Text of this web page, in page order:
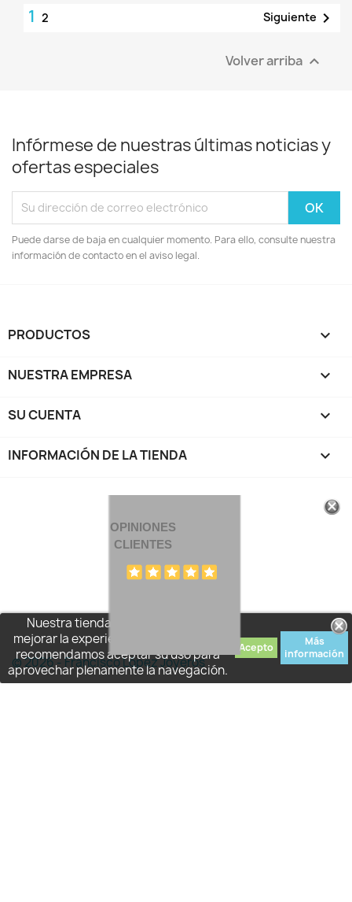
Nuestra tienda usa cookies para
mejorar la experiencia de usuario y le
recomendamos aceptar su uso para
aprovechar plenamente la navegación.
Acepto
Más
información
1 2 Siguiente 
Volver arriba 
Infórmese de nuestras últimas noticias y
ofertas especiales
Puede darse de baja en cualquier momento. Para ello, consulte nuestra
información de contacto en el aviso legal.
PRODUCTOS 
NUESTRA EMPRESA 
SU CUENTA 
INFORMACIÓN DE LA TIENDA keyboard_arrow_down
OPINIONES
CLIENTES
© 2026 - Francisco López Joyeros